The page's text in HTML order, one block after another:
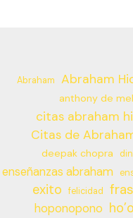
Abraham Abraham
anthony de
citas abraham
Citas de
deepak chopra
enseñanzas abraham
exito felicidad
hoponopono